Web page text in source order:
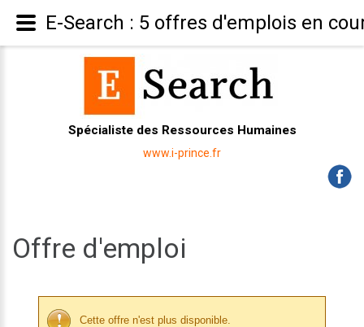
Spécialiste des Ressources Humaines
www.i-prince.fr
Offre d'emploi
Cette offre n'est plus disponible.
E-Search : 5 offres d'emplois en